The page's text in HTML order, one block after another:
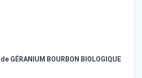
GÉRANIUM BOURBON BIOLOGIQUE